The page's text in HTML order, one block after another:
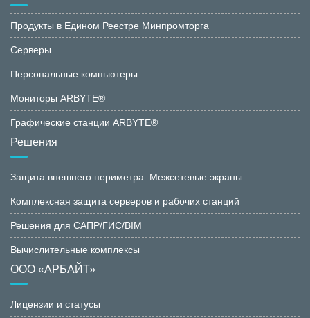
Продукты в Едином Реестре Минпромторга
Серверы
Персональные компьютеры
Мониторы ARBYTE®
Графические станции ARBYTE®
Решения
Защита внешнего периметра. Межсетевые экраны
Комплексная защита серверов и рабочих станций
Решения для САПР/ГИС/BIM
Вычислительные комплексы
ООО «АРБАЙТ»
Лицензии и статусы